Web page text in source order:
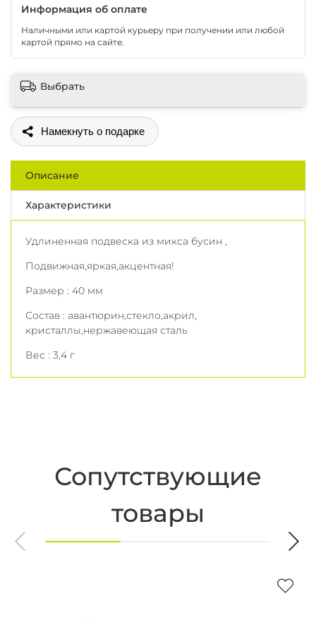
Информация об оплате
Наличными или картой курьеру при получении или любой
картой прямо на сайте.
Выбрать
Поделиться
Описание
Характеристики
Удлиненная подвеска из микса бусин ,
Подвижная,яркая,акцентная!
Размер : 40 мм
Состав : авантюрин,стекло,акрил,
кристаллы,нержавеющая сталь
Вес : 3,4 г
Сопутствующие
товары